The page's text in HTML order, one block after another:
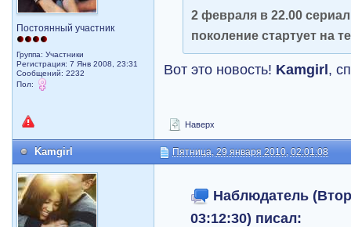
Постоянный участник
Группа: Участники
Регистрация: 7 Янв 2008, 23:31
Сообщений: 2232
Пол:
2 февраля в 22.00
поколение стартует на
Вот это новость! Kamgirl,
Наверх
Kamgirl Пятница, 29 января 2010, 02:01:08
Наблюдатель
03:12:30) писал: